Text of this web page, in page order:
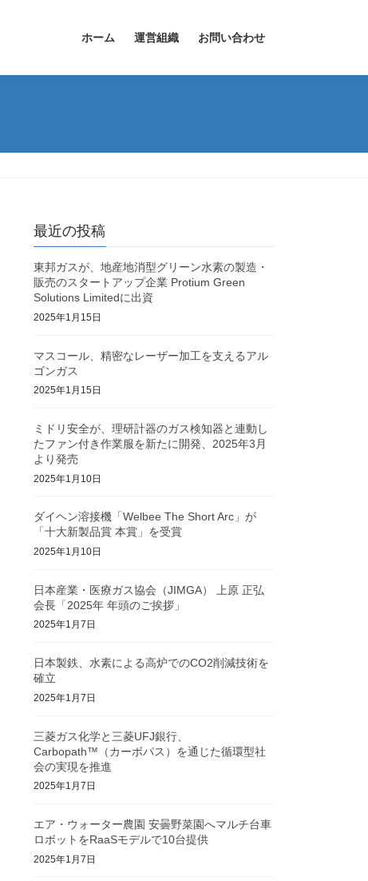
ホーム 運営組織 お問い合わせ
最近の投稿
東邦ガスが、地産地消型グリーン水素の製造・
販売のスタートアップ企業 Protium Green
Solutions Limitedに出資
2025年1月15日
マスコール、精密なレーザー加工を支えるアル
ゴンガス
2025年1月15日
ミドリ安全が、理研計器のガス検知器と連動し
たファン付き作業服を新たに開発、2025年3月
より発売
2025年1月10日
ダイヘン溶接機「Welbee The Short Arc」が
「十大新製品賞 本賞」を受賞
2025年1月10日
日本産業・医療ガス協会（JIMGA） 上原 正弘
会長「2025年 年頭のご挨拶」
2025年1月7日
日本製鉄、水素による高炉でのCO2削減技術を
確立
2025年1月7日
三菱ガス化学と三菱UFJ銀行、
Carbopath™（カーボパス）を通じた循環型社
会の実現を推進
2025年1月7日
エア・ウォーター農園 安曇野菜園へマルチ台車
ロボットをRaaSモデルで10台提供
2025年1月7日